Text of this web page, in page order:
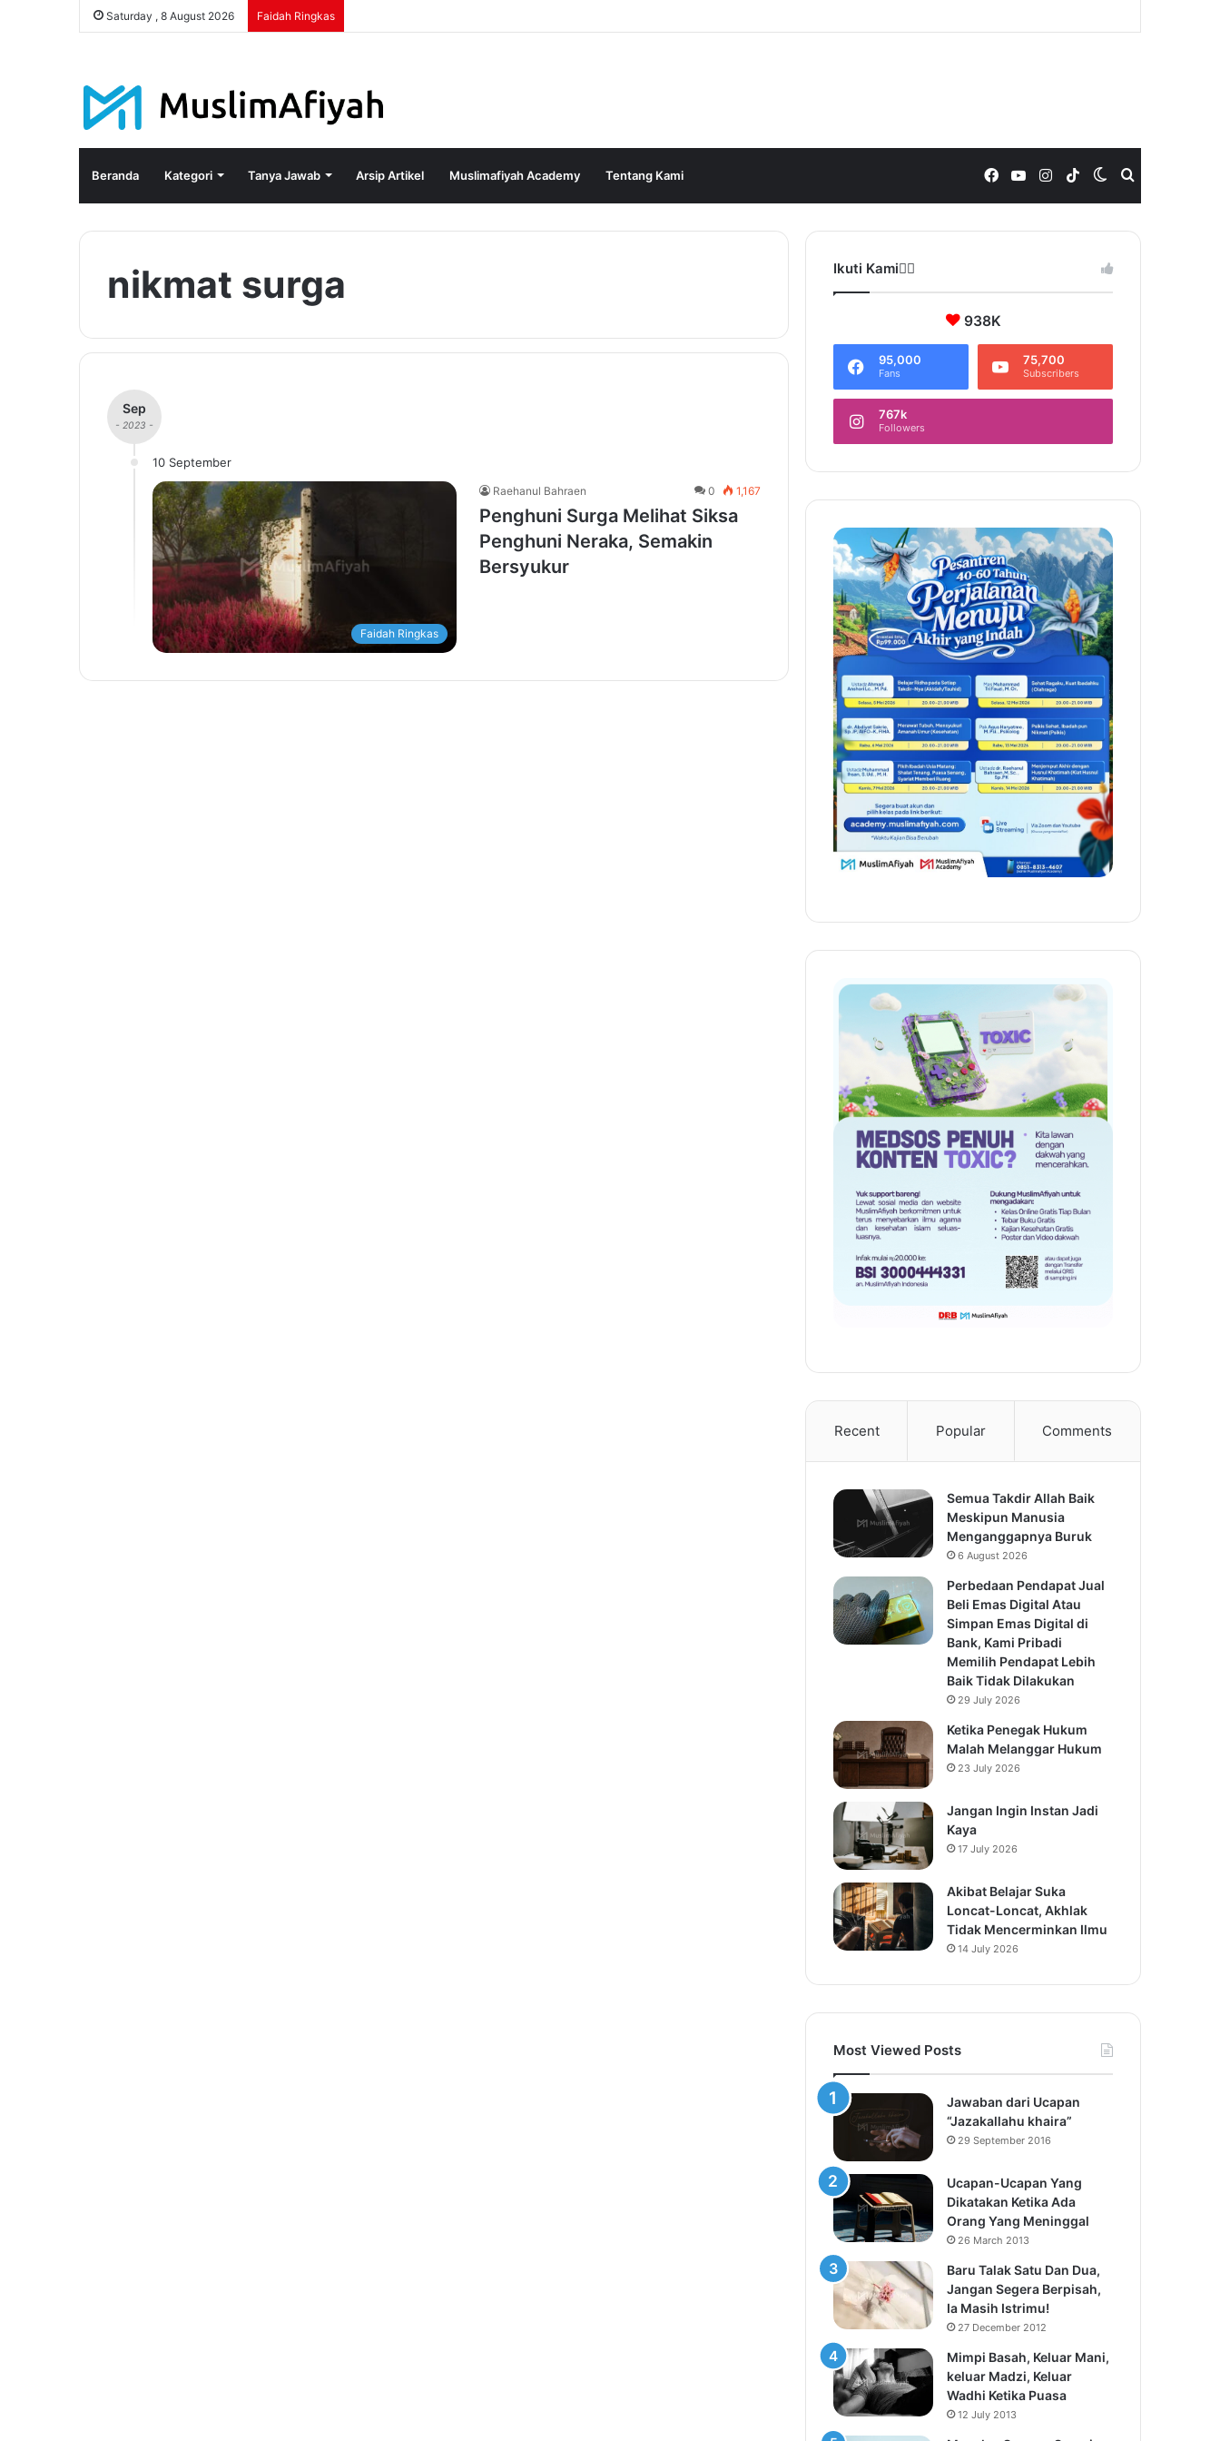
Saturday , 8 August 2026 Faidah Ringkas
Beranda Kategori Tanya Jawab Arsip Artikel Muslimafiyah Academy Tentang Kami Switch
skin
TikTok
Instagram
YouTube
Facebook
nikmat surga
Sep
- 2023 -
10 September
Faidah Ringkas
Raehanul Bahraen 0 1,167
Penghuni Surga Melihat Siksa
Penghuni Neraka, Semakin
Bersyukur
Ikuti Kami❤️‍🔥
938K
95,000
Fans
75,700
Subscribers
767k
Followers
Recent Popular Comments
Semua Takdir Allah Baik
Meskipun Manusia
Menganggapnya Buruk
6 August 2026
Perbedaan Pendapat Jual
Beli Emas Digital Atau
Simpan Emas Digital di
Bank, Kami Pribadi
Memilih Pendapat Lebih
Baik Tidak Dilakukan
29 July 2026
Ketika Penegak Hukum
Malah Melanggar Hukum
23 July 2026
Jangan Ingin Instan Jadi
Kaya
17 July 2026
Akibat Belajar Suka
Loncat-Loncat, Akhlak
Tidak Mencerminkan Ilmu
14 July 2026
Most Viewed Posts
Jawaban dari Ucapan
“Jazakallahu khaira”
29 September 2016
Ucapan-Ucapan Yang
Dikatakan Ketika Ada
Orang Yang Meninggal
26 March 2013
Baru Talak Satu Dan Dua,
Jangan Segera Berpisah,
Ia Masih Istrimu!
27 December 2012
Mimpi Basah, Keluar Mani,
keluar Madzi, Keluar
Wadhi Ketika Puasa
12 July 2013